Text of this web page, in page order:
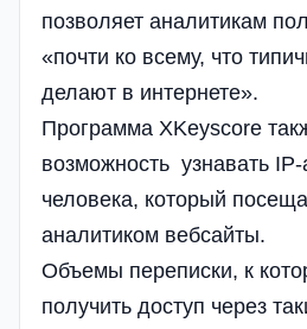
позволяет аналитикам
«почти ко всему, что
делают в интернете».
Программа XKeyscore
возможность узнавать
человека, который
аналитиком вебсайты.
Объемы переписки, к
получить доступ через